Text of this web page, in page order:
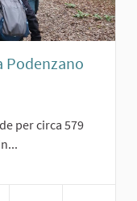
Podenzano
per circa 579